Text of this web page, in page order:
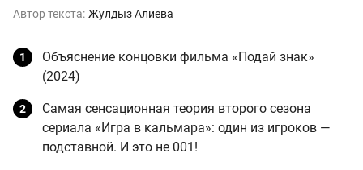
Автор текста: Жулдыз Алиева
Объяснение концовки фильма «Подай знак»
(2024)
Самая сенсационная теория второго сезона
сериала «Игра в кальмара»: один из игроков —
подставной. И это не 001!